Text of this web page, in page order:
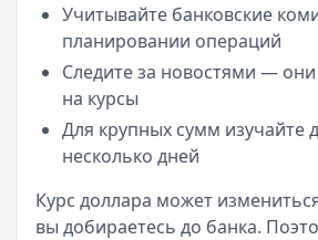
Деньги сразу— Стандартный
Сумма: до100 000₽
Срок до:365дней
Рейтинг:4.6(14 отзывов)
— Займ
Сумма: до
30 000
Рейтинг: 4.7
Все займы
Учитывайте банковские
планировании операций
Следите за новостями —
на курсы
Для крупных сумм изучайте
несколько дней
Курс доллара может
вы добираетесь до банка.